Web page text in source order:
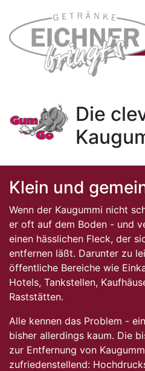
Die
Klein und
Wenn der Kaugummi nicht
er oft auf dem Boden - und
einen hässlichen Fleck, der
entfernen läßt. Darunter zu
öffentliche Bereiche wie
Hotels, Tankstellen,
Raststätten.
Alle kennen das Problem -
bisher allerdings kaum. Die
zur Entfernung von
zufriedenstellend: